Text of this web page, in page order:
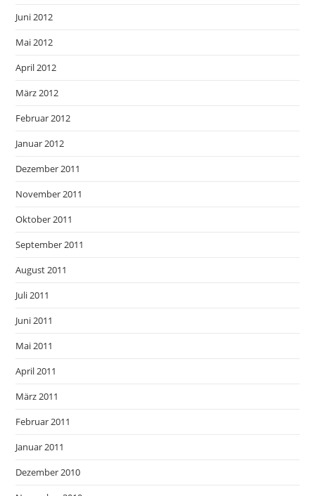
Juni 2012
Mai 2012
April 2012
März 2012
Februar 2012
Januar 2012
Dezember 2011
November 2011
Oktober 2011
September 2011
August 2011
Juli 2011
Juni 2011
Mai 2011
April 2011
März 2011
Februar 2011
Januar 2011
Dezember 2010